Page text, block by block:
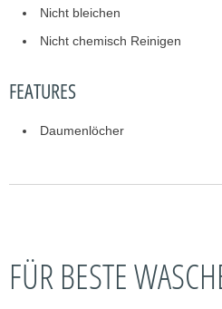
Nicht bleichen
Nicht chemisch Reinigen
FEATURES
Daumenlöcher
FÜR BESTE